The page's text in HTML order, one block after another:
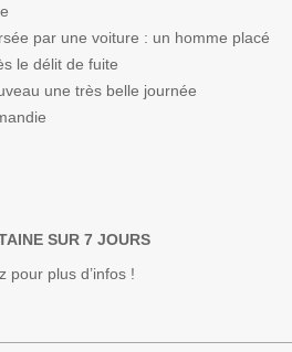
par une voiture : un homme placé
le délit de fuite
une très belle journée
SUR 7 JOURS
pour plus d’infos !